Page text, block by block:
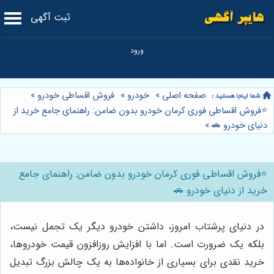
ثبت آگهی
صفحه اصلی » خودرو » فروش اقساطی خودرو »
⭐️فروش اقساطی فوری کرمان خودرو بدون ضامن: راهنمای جامع خرید از
دنیای خودرو 🚗»
⭐️فروش اقساطی فوری کرمان خودرو بدون ضامن: راهنمای جامع
خرید از دنیای خودرو 🚗
در دنیای پرشتاب امروز، داشتن خودرو دیگر یک تجمل نیست،
بلکه یک ضرورت است. اما با افزایش روزافزون قیمت خودروها،
خرید نقدی برای بسیاری از خانواده‌ها به یک چالش بزرگ تبدیل